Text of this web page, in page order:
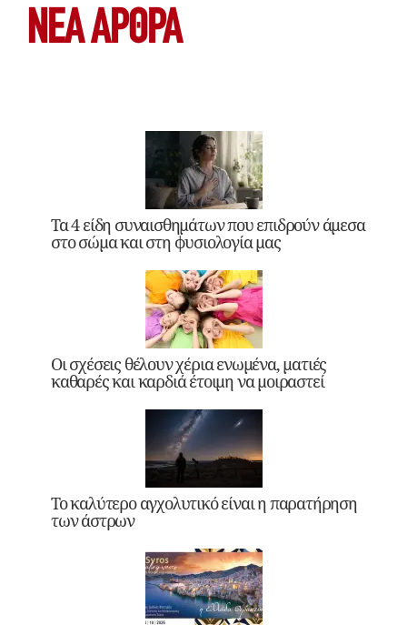
ΝΕΑ ΆΡΘΡΑ
Τα 4 είδη συναισθημάτων που επιδρούν άμεσα
στο σώμα και στη φυσιολογία μας
Οι σχέσεις θέλουν χέρια ενωμένα, ματιές
καθαρές και καρδιά έτοιμη να μοιραστεί
Το καλύτερο αγχολυτικό είναι η παρατήρηση
των άστρων